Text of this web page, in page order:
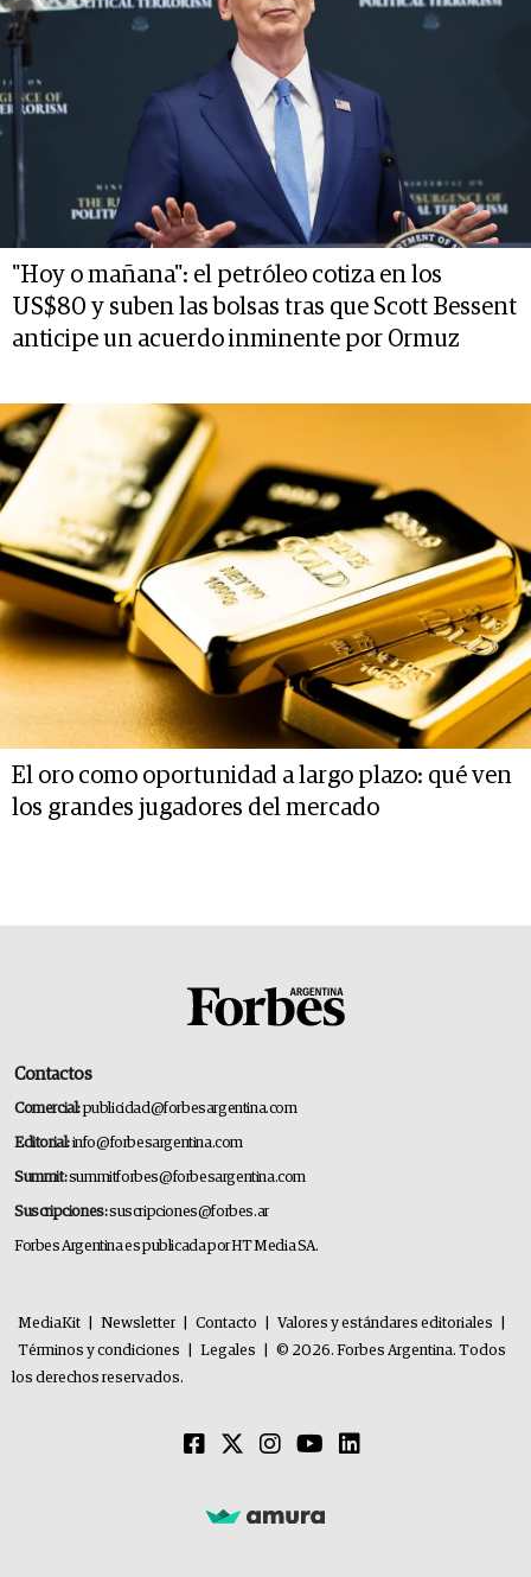
"Hoy o mañana": el petróleo cotiza en los
US$80 y suben las bolsas tras que Scott Bessent
anticipe un acuerdo inminente por Ormuz
El oro como oportunidad a largo plazo: qué ven
los grandes jugadores del mercado
Contactos
Comercial:publicidad@forbesargentina.com
Editorial:info@forbesargentina.com
Summit:summitforbes@forbesargentina.com
Suscripciones:suscripciones@forbes.ar
Forbes Argentina es publicada por HT Media SA.
MediaKit Newsletter Contacto Valores y estándares editoriales
Términos y condiciones
Legales
© 2026. Forbes Argentina. Todos
los derechos reservados.